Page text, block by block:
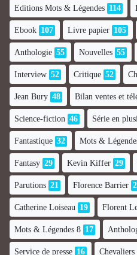
Editions Mots & Légendes 114
Ebook 107 Livre papier 105
Anthologie 55 Nouvelles 55
Interview 52 Critique 52
Jean Bury 48 Bilan ventes et
Science-fiction 46 Série en
Fantastique 32 Mots &
Fantasy 29 Kevin Kiffer 29
Parutions 21 Florence Barrier
Catherine Loiseau 19 Florent
Mots & Légendes 8 17
Service de presse 16 Chevaliers